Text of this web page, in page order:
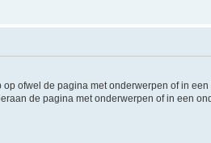
ofwel de pagina met onderwerpen of in
de pagina met onderwerpen of in een